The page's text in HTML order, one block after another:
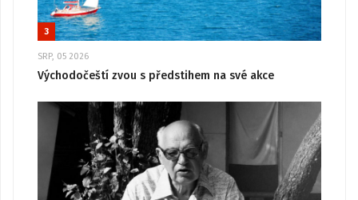
3
SRP, 05 2026
Východočeští zvou s předstihem na své akce